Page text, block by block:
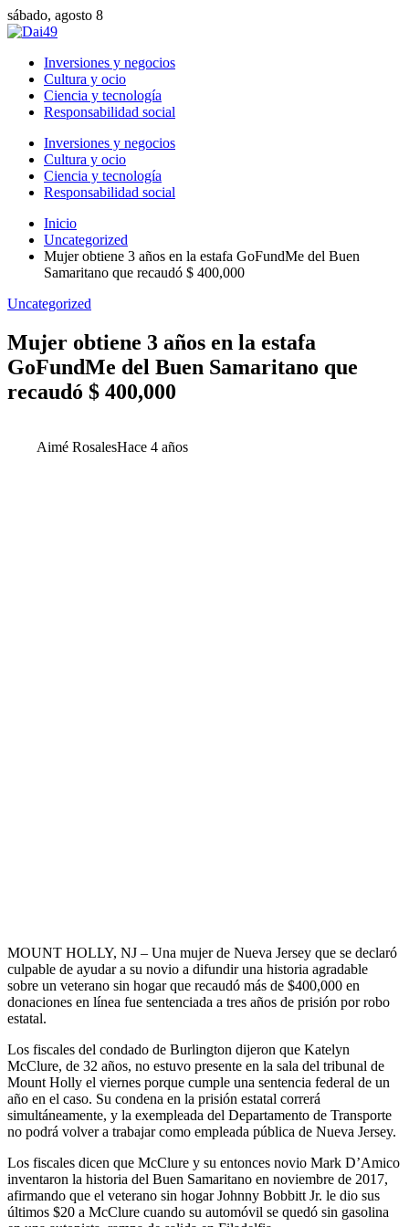
sábado, agosto 8
Inversiones y negocios
Cultura y ocio
Ciencia y tecnología
Responsabilidad social
Inversiones y negocios
Cultura y ocio
Ciencia y tecnología
Responsabilidad social
Inicio
Uncategorized
Mujer obtiene 3 años en la estafa GoFundMe del Buen
Samaritano que recaudó $ 400,000
Uncategorized
Mujer obtiene 3 años en la estafa
GoFundMe del Buen Samaritano que
recaudó $ 400,000
Aimé RosalesHace 4 años
MOUNT HOLLY, NJ – Una mujer de Nueva Jersey que se declaró
culpable de ayudar a su novio a difundir una historia agradable
sobre un veterano sin hogar que recaudó más de $400,000 en
donaciones en línea fue sentenciada a tres años de prisión por robo
estatal.
Los fiscales del condado de Burlington dijeron que Katelyn
McClure, de 32 años, no estuvo presente en la sala del tribunal de
Mount Holly el viernes porque cumple una sentencia federal de un
año en el caso. Su condena en la prisión estatal correrá
simultáneamente, y la exempleada del Departamento de Transporte
no podrá volver a trabajar como empleada pública de Nueva Jersey.
Los fiscales dicen que McClure y su entonces novio Mark D’Amico
inventaron la historia del Buen Samaritano en noviembre de 2017,
afirmando que el veterano sin hogar Johnny Bobbitt Jr. le dio sus
últimos $20 a McClure cuando su automóvil se quedó sin gasolina